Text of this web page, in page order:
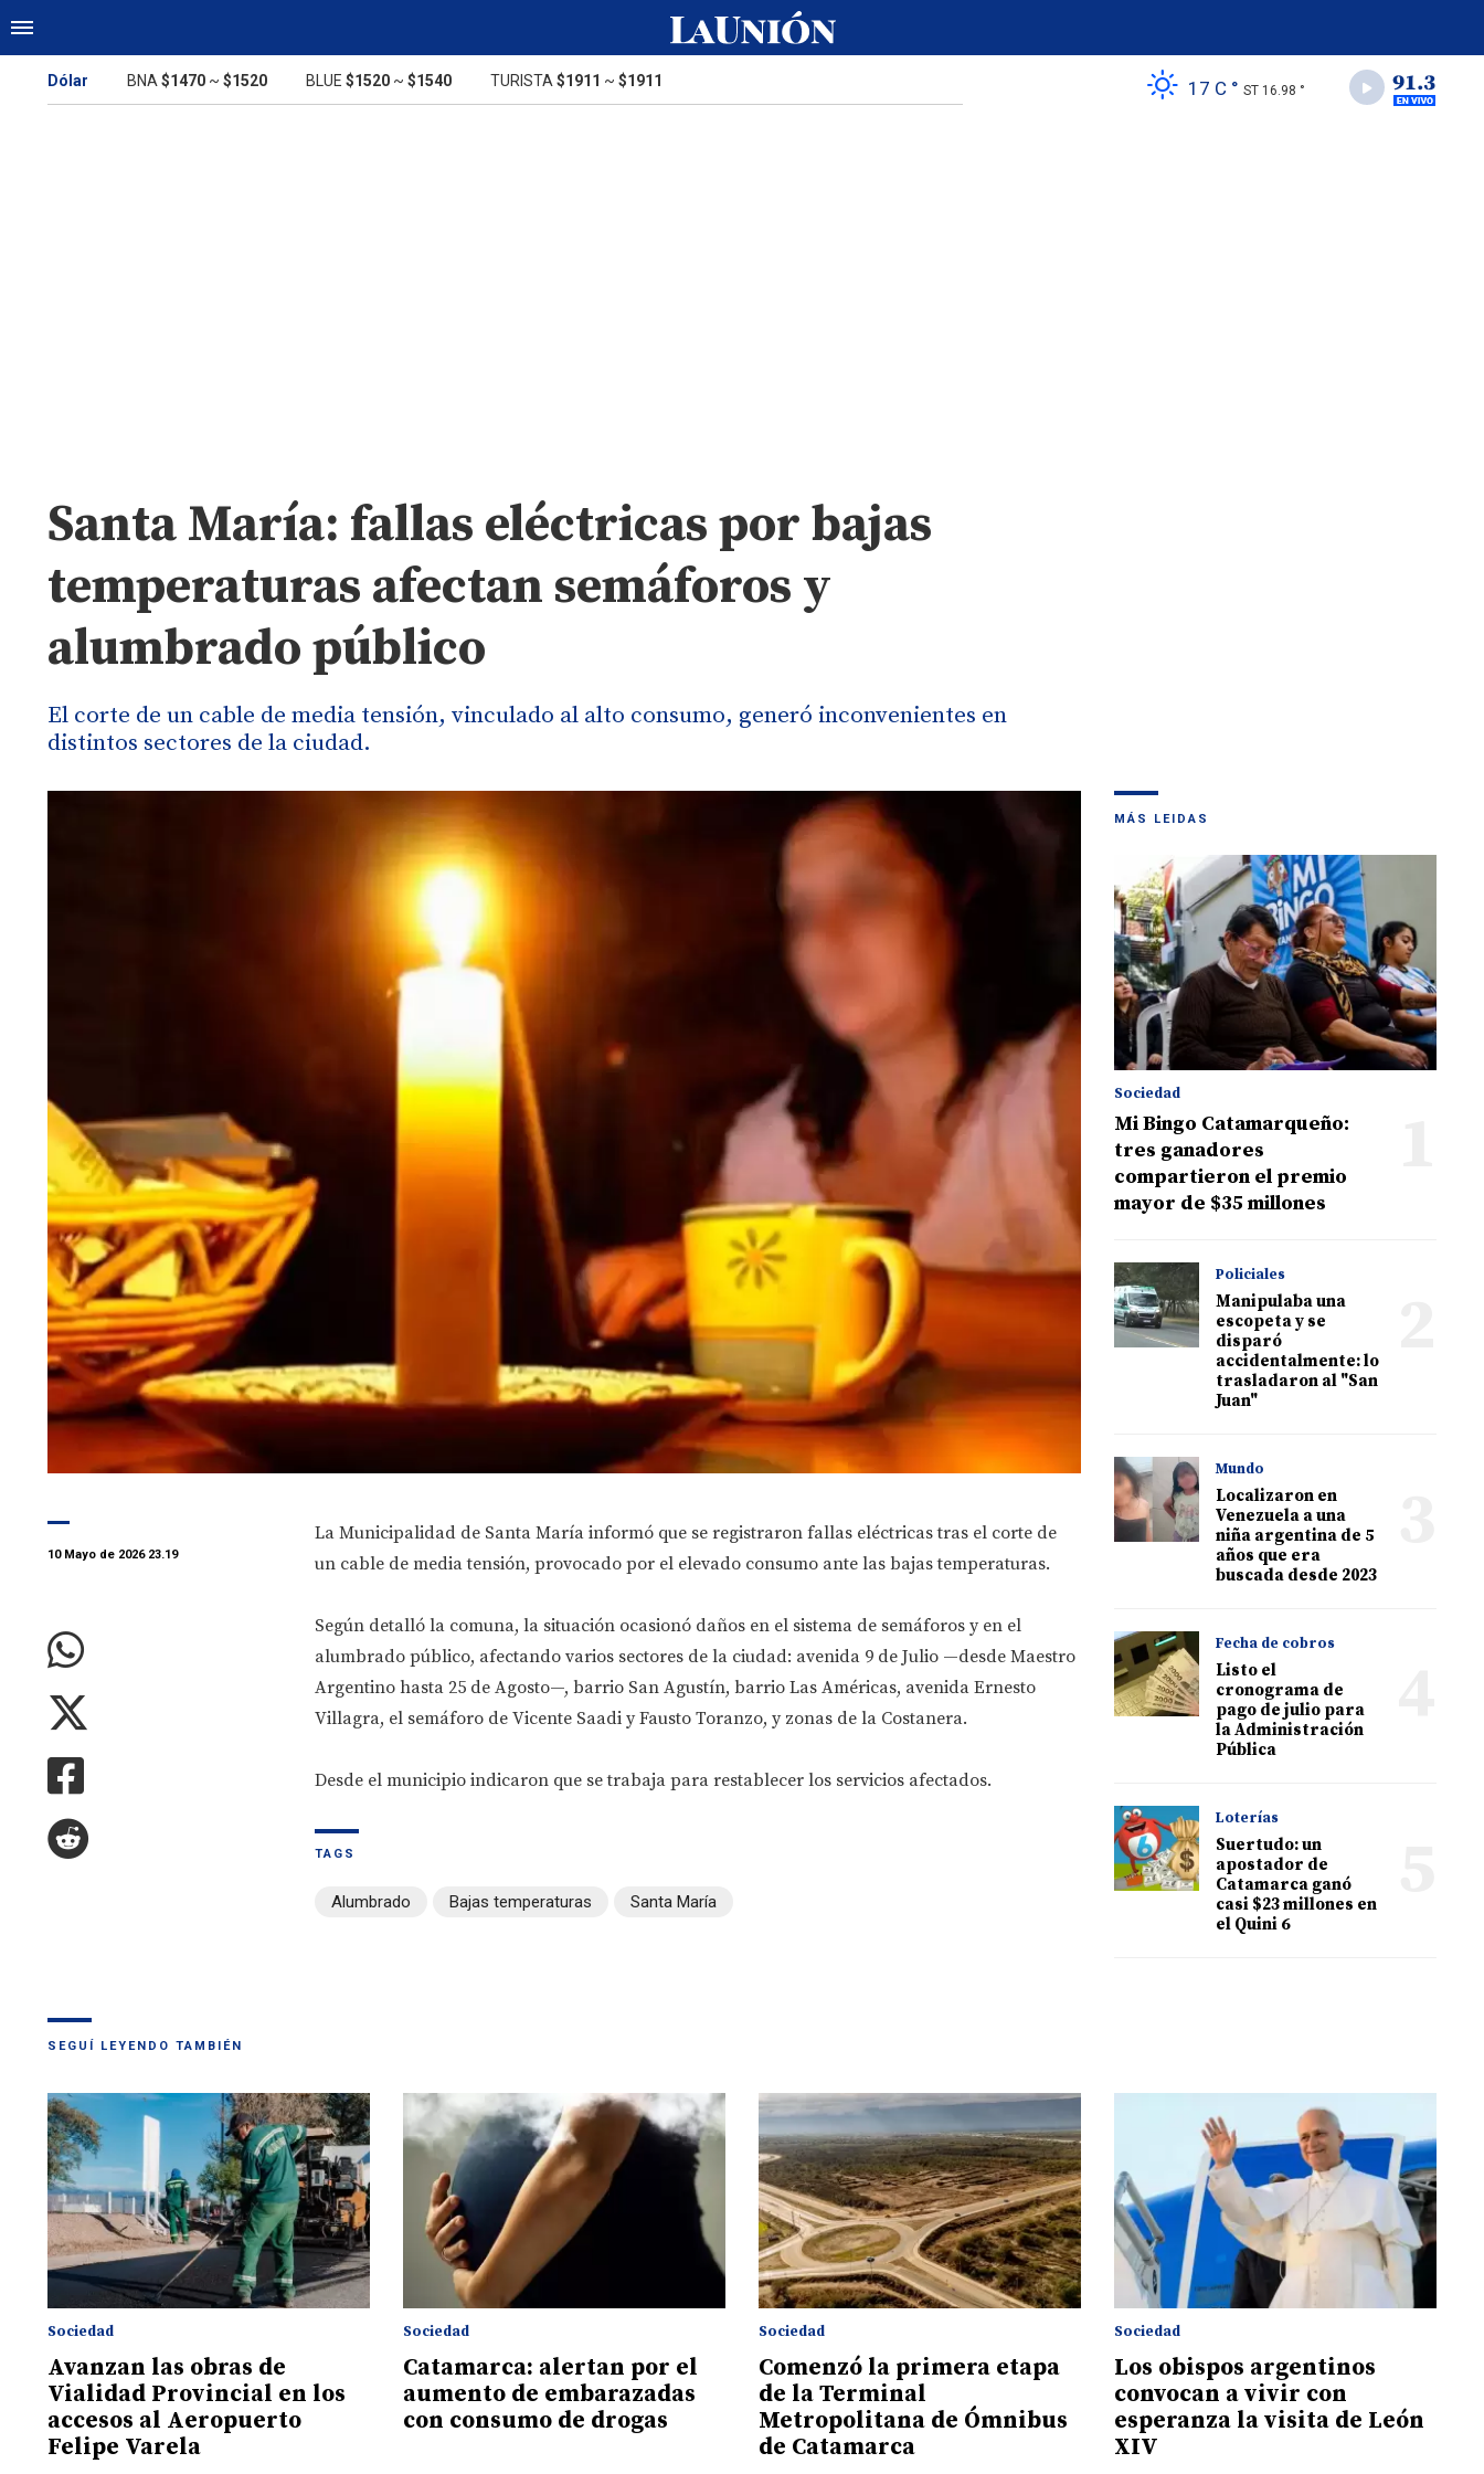
Dólar BNA $1470 ~ $1520 BLUE $1520 ~ $1540 TURISTA $1911 ~ $1911 17 C ° ST 16.98 °
Santa María: fallas eléctricas por bajas
temperaturas afectan semáforos y
alumbrado público
El corte de un cable de media tensión, vinculado al alto consumo, generó inconvenientes en
distintos sectores de la ciudad.
10 Mayo de 2026 23.19
La Municipalidad de Santa María informó que se registraron fallas eléctricas tras el corte de
un cable de media tensión, provocado por el elevado consumo ante las bajas temperaturas.
Según detalló la comuna, la situación ocasionó daños en el sistema de semáforos y en el
alumbrado público, afectando varios sectores de la ciudad: avenida 9 de Julio —desde Maestro
Argentino hasta 25 de Agosto—, barrio San Agustín, barrio Las Américas, avenida Ernesto
Villagra, el semáforo de Vicente Saadi y Fausto Toranzo, y zonas de la Costanera.
Desde el municipio indicaron que se trabaja para restablecer los servicios afectados.
TAGS
Alumbrado Bajas temperaturas Santa María
MÁS LEIDAS
Sociedad
Mi Bingo Catamarqueño:
tres ganadores
compartieron el premio
mayor de $35 millones
Policiales
Manipulaba una
escopeta y se
disparó
accidentalmente: lo
trasladaron al "San
Juan"
Mundo
Localizaron en
Venezuela a una
niña argentina de 5
años que era
buscada desde 2023
Fecha de cobros
Listo el
cronograma de
pago de julio para
la Administración
Pública
Loterías
Suertudo: un
apostador de
Catamarca ganó
casi $23 millones en
el Quini 6
SEGUÍ LEYENDO TAMBIÉN
Sociedad
Avanzan las obras de
Vialidad Provincial en los
accesos al Aeropuerto
Felipe Varela
Sociedad
Catamarca: alertan por el
aumento de embarazadas
con consumo de drogas
Sociedad
Comenzó la primera etapa
de la Terminal
Metropolitana de Ómnibus
de Catamarca
Sociedad
Los obispos argentinos
convocan a vivir con
esperanza la visita de León
XIV